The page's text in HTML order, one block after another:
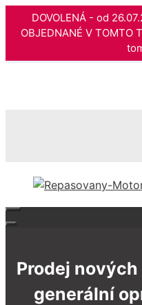
DOVOLENÁ - od
OBJEDNANÉ V TOMTO
Prodej
generální